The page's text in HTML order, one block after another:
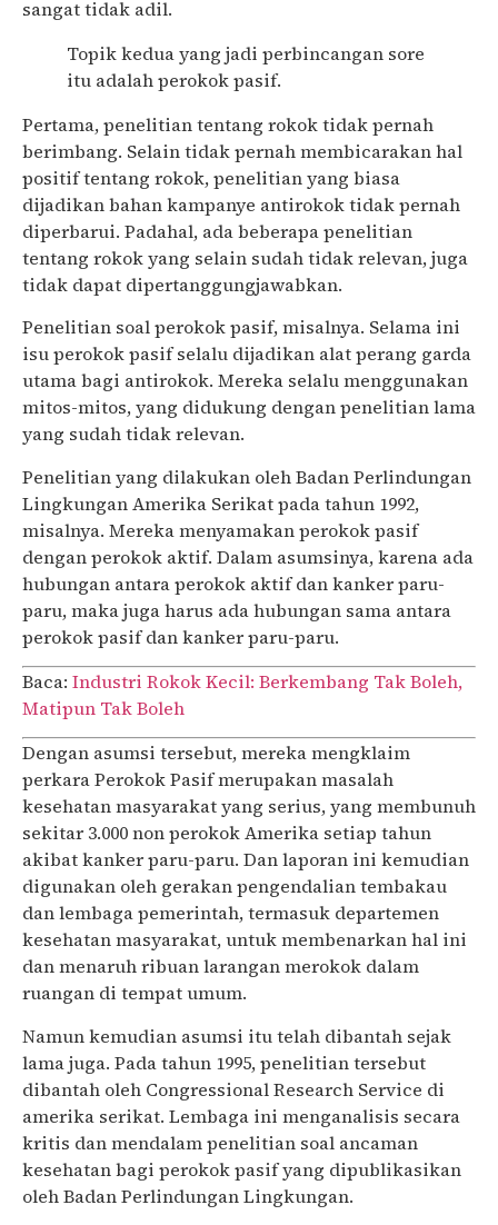
sangat tidak adil.
Topik kedua yang jadi perbincangan sore
itu adalah perokok pasif.
Pertama, penelitian tentang rokok tidak pernah
berimbang. Selain tidak pernah membicarakan hal
positif tentang rokok, penelitian yang biasa
dijadikan bahan kampanye antirokok tidak pernah
diperbarui. Padahal, ada beberapa penelitian
tentang rokok yang selain sudah tidak relevan, juga
tidak dapat dipertanggungjawabkan.
Penelitian soal perokok pasif, misalnya. Selama ini
isu perokok pasif selalu dijadikan alat perang garda
utama bagi antirokok. Mereka selalu menggunakan
mitos-mitos, yang didukung dengan penelitian lama
yang sudah tidak relevan.
Penelitian yang dilakukan oleh Badan Perlindungan
Lingkungan Amerika Serikat pada tahun 1992,
misalnya. Mereka menyamakan perokok pasif
dengan perokok aktif. Dalam asumsinya, karena ada
hubungan antara perokok aktif dan kanker paru-
paru, maka juga harus ada hubungan sama antara
perokok pasif dan kanker paru-paru.
Baca: Industri Rokok Kecil: Berkembang Tak Boleh,
Matipun Tak Boleh
Dengan asumsi tersebut, mereka mengklaim
perkara Perokok Pasif merupakan masalah
kesehatan masyarakat yang serius, yang membunuh
sekitar 3.000 non perokok Amerika setiap tahun
akibat kanker paru-paru. Dan laporan ini kemudian
digunakan oleh gerakan pengendalian tembakau
dan lembaga pemerintah, termasuk departemen
kesehatan masyarakat, untuk membenarkan hal ini
dan menaruh ribuan larangan merokok dalam
ruangan di tempat umum.
Namun kemudian asumsi itu telah dibantah sejak
lama juga. Pada tahun 1995, penelitian tersebut
dibantah oleh Congressional Research Service di
amerika serikat. Lembaga ini menganalisis secara
kritis dan mendalam penelitian soal ancaman
kesehatan bagi perokok pasif yang dipublikasikan
oleh Badan Perlindungan Lingkungan.